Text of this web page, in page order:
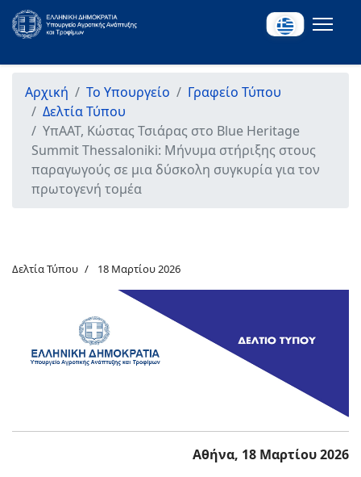
Αρχική Το Υπουργείο
Γραφείο Τύπου
Δελτία Τύπου
ΥπΑΑΤ, Κώστας Τσιάρας στο Blue Heritage
Summit Thessaloniki: Μήνυμα στήριξης στους
παραγωγούς σε μια δύσκολη συγκυρία για τον
πρωτογενή τομέα
Δελτία Τύπου 18 Μαρτίου 2026
Αθήνα, 18 Μαρτίου 2026